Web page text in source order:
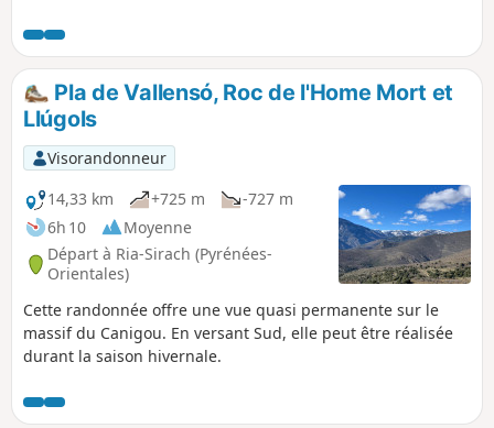
quelques fondations de maisons et la chapelle romane du
XIIe siècle, Sant-Andreu-de-Bell-Lloc très bien conservée, de
merveilleux point de vue sur le massif du Canigou et les
vallées environnantes. La réserve naturelle de Conat est
réglementée, interdiction de cueillir, ramasser, dégrader et
respecter le site. Circuit sans difficulté.
Pla de Vallensó, Roc de l'Home Mort et
Llúgols
Visorandonneur
14,33 km
+725 m
-727 m
6h 10
Moyenne
Départ à Ria-Sirach (Pyrénées-
Orientales)
Cette randonnée offre une vue quasi permanente sur le
massif du Canigou. En versant Sud, elle peut être réalisée
durant la saison hivernale.